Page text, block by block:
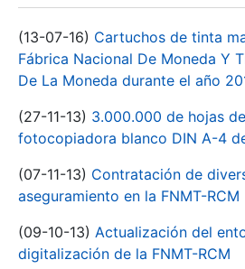
(13-07-16) Cartuchos de tinta
Fábrica Nacional De Moneda Y
De La Moneda durante el año
(27-11-13) 3.000.000 de hojas
fotocopiadora blanco DIN A-4
(07-11-13) Contratación de
aseguramiento en la FNMT-RCM
(09-10-13) Actualización del
digitalización de la FNMT-RCM